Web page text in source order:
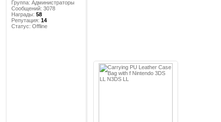
Группа: Администраторы
Сообщений: 3078
Награды: 58
Репутация: 14
Статус: Offline